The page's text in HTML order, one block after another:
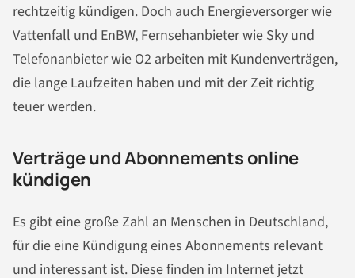
rechtzeitig kündigen. Doch auch Energieversorger wie
Vattenfall und EnBW, Fernsehanbieter wie Sky und
Telefonanbieter wie O2 arbeiten mit Kundenverträgen,
die lange Laufzeiten haben und mit der Zeit richtig
teuer werden.
Verträge und Abonnements online
kündigen
Es gibt eine große Zahl an Menschen in Deutschland,
für die eine Kündigung eines Abonnements relevant
und interessant ist. Diese finden im Internet jetzt